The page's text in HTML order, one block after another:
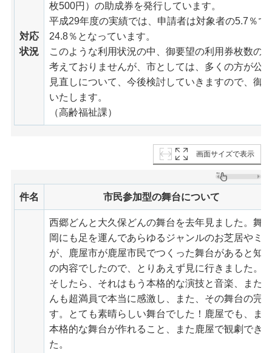
対応
状況
枚500円）の助成券を発行しています。
平成29年度の実績では、申請者は対象者の5.7％
24.8％となっています。
このような利用状況の中、御要望の利用券枚数の
考えておりませんが、市としては、多くの方が公
見直しについて、今後検討していきますので、御
いたします。
（高齢福祉課）
画面サイズで表示
件名 市民参加型の舞台について
西郷どんと大久保どんの舞台を去年見ました。舞
岡にも足を運んであらゆるジャンルのお芝居やミ
が、鹿屋市が鹿屋市民でつくった舞台があると知
の内容でしたので、とりあえず見に行きました。
そしたら、それはもう本格的な演技と音楽、また
んも超満員で本当に感激し、また、その舞台の完
す。とても素晴らしい舞台でした！鹿屋でも、ま
本格的な舞台が作れること、また鹿屋で観劇でき
た。